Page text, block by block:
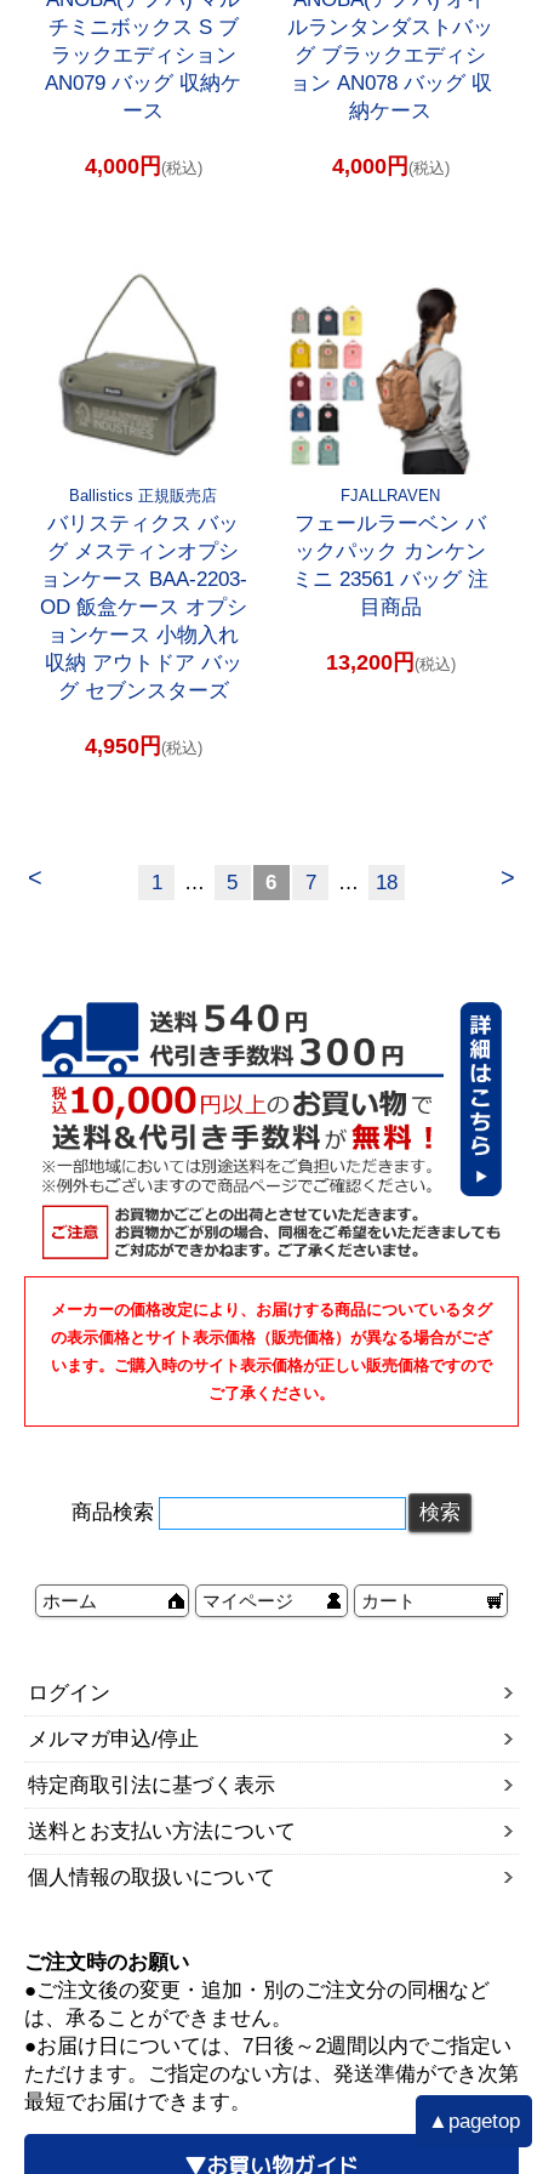
チミニボックス S ブ
ラックエディション
AN079 バッグ 収納ケ
ース
4,000円 (税込)
ルランタンダストバッ
グ ブラックエディシ
ョン AN078 バッグ 収
納ケース
4,000円 (税込)
Ballistics 正規販売店
バリスティクス バッ
グ メスティンオプシ
ョンケース BAA-2203-
OD 飯盒ケース オプシ
ョンケース 小物入れ
収納 アウトドア バッ
グ セブンスターズ
4,950円 (税込)
FJALLRAVEN
フェールラーベン バ
ックパック カンケン
ミニ 23561 バッグ 注
目商品
13,200円 (税込)
< >
1 … 5 6 7 … 18
メーカーの価格改定により、お届けする商品についているタグ
の表示価格とサイト表示価格（販売価格）が異なる場合がござ
います。ご購入時のサイト表示価格が正しい販売価格ですので
ご了承ください。
商品検索
ホーム マイページ カート
ログイン
メルマガ申込/停止
特定商取引法に基づく表示
送料とお支払い方法について
個人情報の取扱いについて
ご注文時のお願い
●ご注文後の変更・追加・別のご注文分の同梱など
は、承ることができません。
●お届け日については、7日後～2週間以内でご指定い
ただけます。ご指定のない方は、発送準備ができ次第
最短でお届けできます。
▼お買い物ガイド
▲pagetop